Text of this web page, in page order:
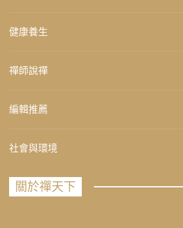
健康養生
禪師說禪
編輯推薦
社會與環境
關於禪天下